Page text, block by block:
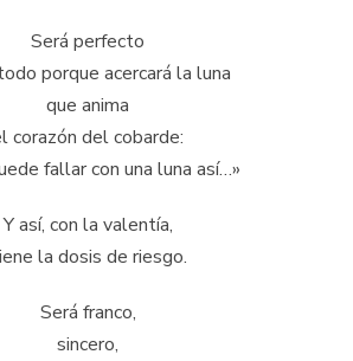
Será perfecto
porque acercará la luna
que anima
corazón del cobarde:
fallar con una luna así…»
Y así, con la valentía,
la dosis de riesgo.
Será franco,
sincero,